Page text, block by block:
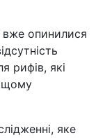
опинилися
рифів, які
яке